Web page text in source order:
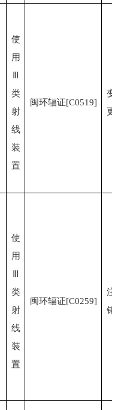
使
用
Ⅲ
类
射
线
装
置
闽环辐证[C0519]
变
更
使
用
Ⅲ
类
射
线
装
置
闽环辐证[C0259]
注
销